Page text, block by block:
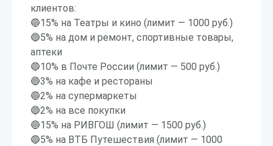
клиентов:
🔵15% на Театры и кино (лимит — 1000 руб.)
🔵5% на дом и ремонт, спортивные товары,
аптеки
🔵10% в Почте России (лимит — 500 руб.)
🔵3% на кафе и рестораны
🔵2% на супермаркеты
🔵2% на все покупки
🔵15% на РИВГОШ (лимит — 1500 руб.)
🔵5% на ВТБ Путешествия (лимит — 1000